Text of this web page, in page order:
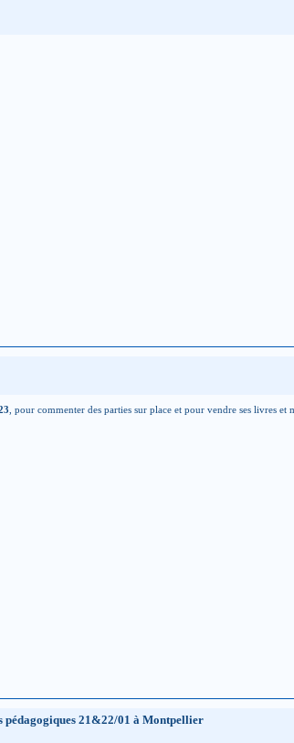
, pour commenter des parties sur place et pour vendre ses livres et
pédagogiques 21&22/01 à Montpellier